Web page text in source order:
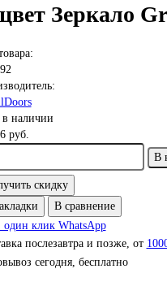
Зеркало
в наличии
руб.
В
скидку
В сравнение
послезавтра и позже, от
сегодня, бесплатно